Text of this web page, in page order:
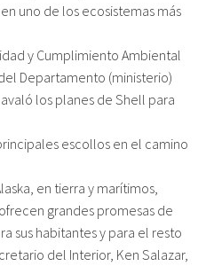
uno de los ecosistemas más
y Cumplimiento Ambiental
Departamento (ministerio)
los planes de Shell para
escollos en el camino
en tierra y marítimos,
grandes promesas de
sus habitantes y para el resto
del Interior, Ken Salazar,